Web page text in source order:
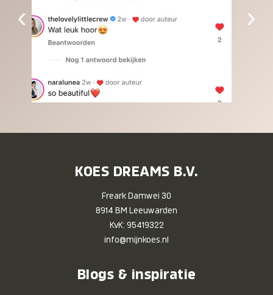
‹ ›
KOES DREAMS B.V.
Freark Damwei 30
8914 BM Leeuwarden
KvK: 95419322
info@mijnkoes.nl
Blogs & inspiratie